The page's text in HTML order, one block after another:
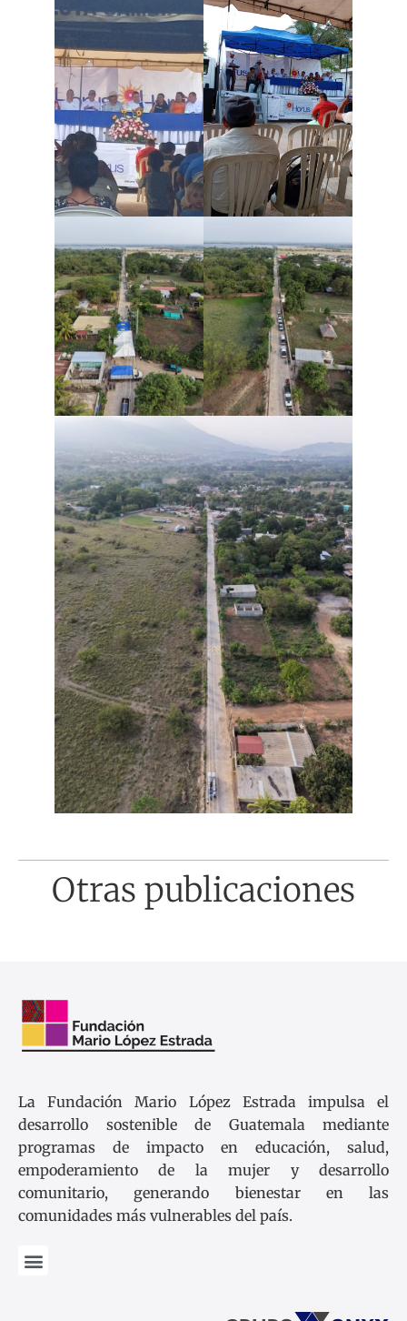
Otras publicaciones
La Fundación Mario López Estrada impulsa el
desarrollo sostenible de Guatemala mediante
programas de impacto en educación, salud,
empoderamiento de la mujer y desarrollo
comunitario, generando bienestar en las
comunidades más vulnerables del país.